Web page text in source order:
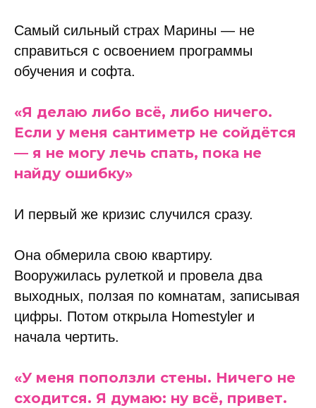
Самый сильный страх Марины — не
справиться с освоением программы
обучения и софта.
«Я делаю либо всё, либо ничего.
Если у меня сантиметр не сойдётся
— я не могу лечь спать, пока не
найду ошибку»
И первый же кризис случился сразу.
Она обмерила свою квартиру.
Вооружилась рулеткой и провела два
выходных, ползая по комнатам, записывая
цифры. Потом открыла Homestyler и
начала чертить.
«У меня поползли стены. Ничего не
сходится. Я думаю: ну всё, привет.